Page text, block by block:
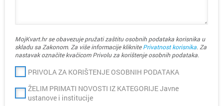
MojKvart.hr se obavezuje pružati zaštitu osobnih podataka korisnika u
skladu sa Zakonom. Za više informacije kliknitePrivatnost korisnika. Za
nastavak označite kvačicom Privolu za korištenje osobnih podataka.
PRIVOLA ZA KORIŠTENJE OSOBNIH PODATAKA
ŽELIM PRIMATI NOVOSTI IZ KATEGORIJE Javne
ustanove i institucije